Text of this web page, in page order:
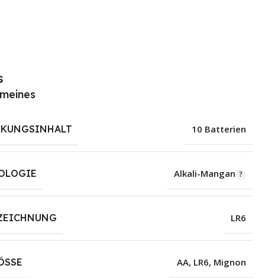
10 Batterien
Alkali-Mangan
LR6
AA, LR6, Mignon